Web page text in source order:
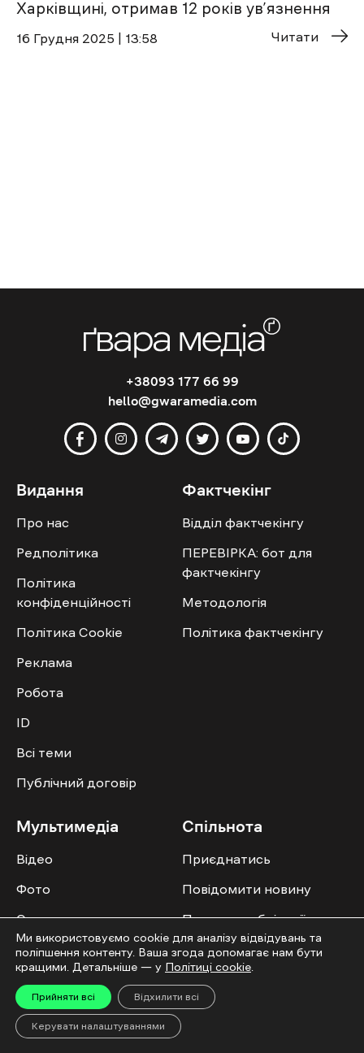
Харківщині, отримав 12 років ув’язнення
16 Грудня 2025 | 13:58 Читати
+38093 177 66 99
hello@gwaramedia.com
Видання
Про нас
Редполітика
Політика
конфіденційності
Політика Cookie
Реклама
Робота
ID
Всі теми
Публічний договір
Фактчекінг
Відділ фактчекінгу
ПЕРЕВІРКА: бот для
фактчекінгу
Методологія
Політика фактчекінгу
Мультимедіа
Відео
Фото
Спецпроєкти
Спільнота
Приєднатись
Повідомити новину
Правила публікації
Колонок
Усі права захищені. ©2016-2026. Ґвара Медіа. Використання матеріалів сайту
дозволяється лише за наявності активного посилання на “Ґвара Медіа” не
Ми використовуємо cookie для аналізу відвідувань та
поліпшення контенту. Ваша згода допомагає нам бути
кращими. Детальніше — у Політиці cookie
Прийняти всі Відхилити всі
Керувати налаштуваннями